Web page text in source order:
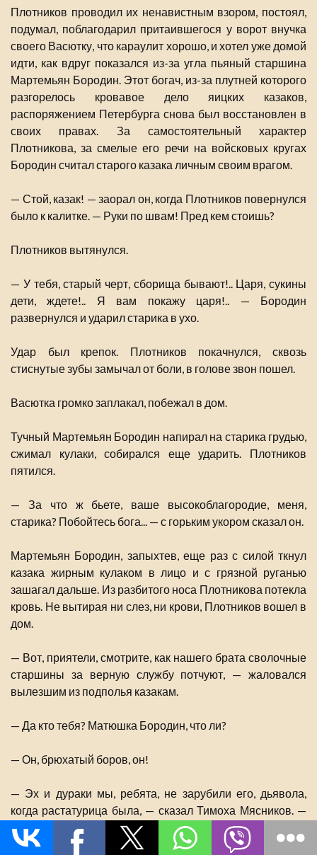
Плотников проводил их ненавистным взором, постоял,
подумал, поблагодарил притаившегося у ворот внучка
своего Васютку, что караулит хорошо, и хотел уже домой
идти, как вдруг показался из-за угла пьяный старшина
Мартемьян Бородин. Этот богач, из-за плутней которого
разгорелось кровавое дело яицких казаков,
распоряжением Петербурга снова был восстановлен в
своих правах. За самостоятельный характер
Плотникова, за смелые его речи на войсковых кругах
Бородин считал старого казака личным своим врагом.
— Стой, казак! — заорал он, когда Плотников повернулся
было к калитке. — Руки по швам! Пред кем стоишь?
Плотников вытянулся.
— У тебя, старый черт, сборища бывают!.. Царя, сукины
дети, ждете!.. Я вам покажу царя!.. — Бородин
развернулся и ударил старика в ухо.
Удар был крепок. Плотников покачнулся, сквозь
стиснутые зубы замычал от боли, в голове звон пошел.
Васютка громко заплакал, побежал в дом.
Тучный Мартемьян Бородин напирал на старика грудью,
сжимал кулаки, собирался еще ударить. Плотников
пятился.
— За что ж бьете, ваше высокоблагородие, меня,
старика? Побойтесь бога... — с горьким укором сказал он.
Мартемьян Бородин, запыхтев, еще раз с силой ткнул
казака жирным кулаком в лицо и с грязной руганью
зашагал дальше. Из разбитого носа Плотникова потекла
кровь. Не вытирая ни слез, ни крови, Плотников вошел в
дом.
— Вот, приятели, смотрите, как нашего брата сволочные
старшины за верную службу потчуют, — жаловался
вылезшим из подполья казакам.
— Да кто тебя? Матюшка Бородин, что ли?
— Он, брюхатый боров, он!
— Эх и дураки мы, ребята, не зарубили его, дьявола,
когда растатурица была, — сказал Тимоха Мясников. —
Да еще дождется. Быть ему на пике!